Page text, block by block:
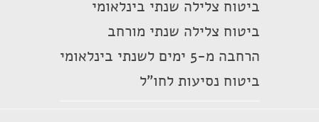
ביטוח צלילה שנתי בינלאומי
ביטוח צלילה שנתי מורחב
הרחבה מ-5 ימים לשנתי בינלאומי
ביטוח נסיעות לחו"ל